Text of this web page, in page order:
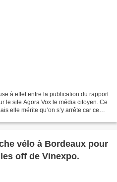
à effet entre la publication du rapport
le site Agora Vox le média citoyen. Ce
elle mérite qu’on s’y arrête car ce
vélo à Bordeaux pour
off de Vinexpo.